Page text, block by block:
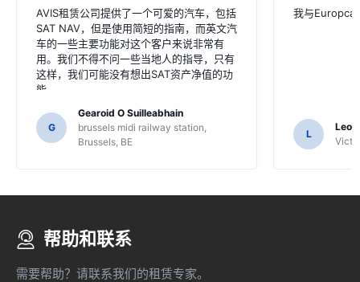
AVIS租赁公司提供了一个可爱的汽车，包括
SAT NAV，但是使用简短的指南，而英文汽
车的一些主要功能对这个客户来说非常有
用。我们不得不问一些当地人的指导，只有
这样，我们可能没有想出SAT资产净值的功
能。
G
Gearoid O Suilleabhain
brussels midi railway station,
Brussels, BE
我与
L
帮助和联系
需要帮助？请联系我们的租赁专家。